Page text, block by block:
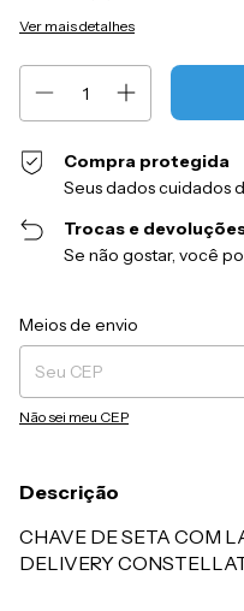
Ver mais detalhes
Compra protegida
Seus dados cuidados
Trocas e
Se não gostar, você
Entregas para o CEP:
Meios de envio
Não sei meu CEP
Descrição
CHAVE DE SETA COM
DELIVERY